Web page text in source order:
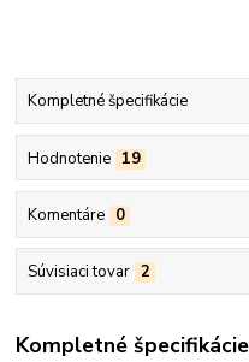
Kompletné špecifikácie
Hodnotenie 19
Komentáre 0
Súvisiaci tovar 2
Kompletné špecifikácie